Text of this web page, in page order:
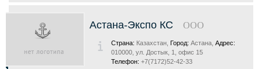
Астана-Экспо КС ООО
Страна: Казахстан, Город: Астана, Адрес:
010000, ул. Достык, 1, офис 15
Телефон: +7(7172)52-42-33